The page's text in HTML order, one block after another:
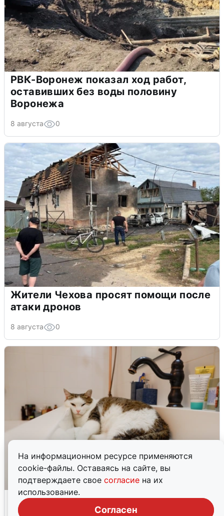
На информационном ресурсе применяются
cookie-файлы. Оставаясь на сайте, вы
подтверждаете свое согласие на их
использование.
Согласен
РВК-Воронеж показал ход работ,
оставивших без воды половину
Воронежа
8 августа 0
Жители Чехова просят помощи после
атаки дронов
8 августа 0
Екатеринбуржцам объяснили, когда
вернут воду